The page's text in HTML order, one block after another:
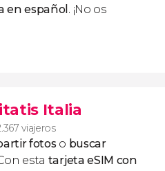
en español . ¡No os
Italia
viajeros
fotoso buscar
esta tarjeta eSIM con